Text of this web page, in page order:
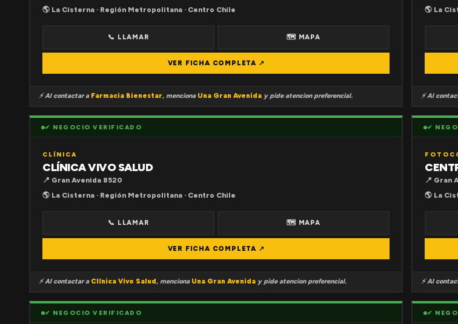
🌎 La Cisterna · Región Metropolitana · Centro Chile
📞 LLAMAR 🗺 MAPA
VER FICHA COMPLETA ↗
⚡ Al contactar a Farmacia Bienestar, menciona Una Gran Avenida y pide atencion preferencial.
🌎 La
⚡ Al
✔ NEGOCIO VERIFICADO
CLÍNICA
CLÍNICA VIVO SALUD
📍 Gran Avenida 8520
🌎 La Cisterna · Región Metropolitana · Centro Chile
📞 LLAMAR 🗺 MAPA
VER FICHA COMPLETA ↗
⚡ Al contactar a Clínica Vivo Salud, menciona Una Gran Avenida y pide atencion preferencial.
✔
📍 Gran
🌎 La
⚡ Al
✔ NEGOCIO VERIFICADO ✔